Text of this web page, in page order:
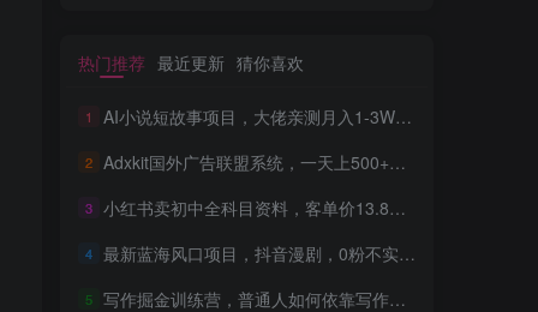
热门推荐 最近更新 猜你喜欢
1 AI小说短故事项目，大佬亲测月入1-3W，零基础教你用AI批量产出优质短故事，实现一稿多吃多渠道变现
2 Adxkit国外广告联盟系统，一天上500+广告，让你的投放更加高效简单！
3 小红书卖初中全科目资料，客单价13.8，279天卖了20w
4 最新蓝海风口项目，抖音漫剧，0粉不实名每天一小时，月入1W+【揭秘】
5 写作掘金训练营，普通人如何依靠写作过上理想生活，可开启你的写作复利之路（更新6月）